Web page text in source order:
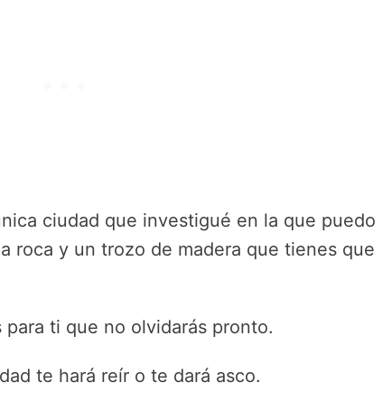
ciudad que investigué en la que puedo
roca y un trozo de madera que tienes que
ti que no olvidarás pronto.
te hará reír o te dará asco.